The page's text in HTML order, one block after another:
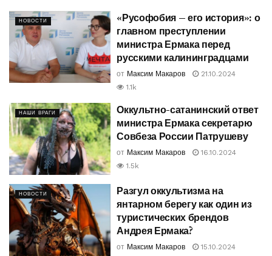
НОВОСТИ
«Русофобия – его история»: о
главном преступлении
министра Ермака перед
русскими калининградцами
от Максим Макаров
21.10.2024
1.1k
НАШИ ВРАГИ
Оккультно-сатанинский ответ
министра Ермака секретарю
Совбеза России Патрушеву
от Максим Макаров
16.10.2024
1.5k
НОВОСТИ
Разгул оккультизма на
янтарном берегу как один из
туристических брендов
Андрея Ермака?
от Максим Макаров 15.10.2024